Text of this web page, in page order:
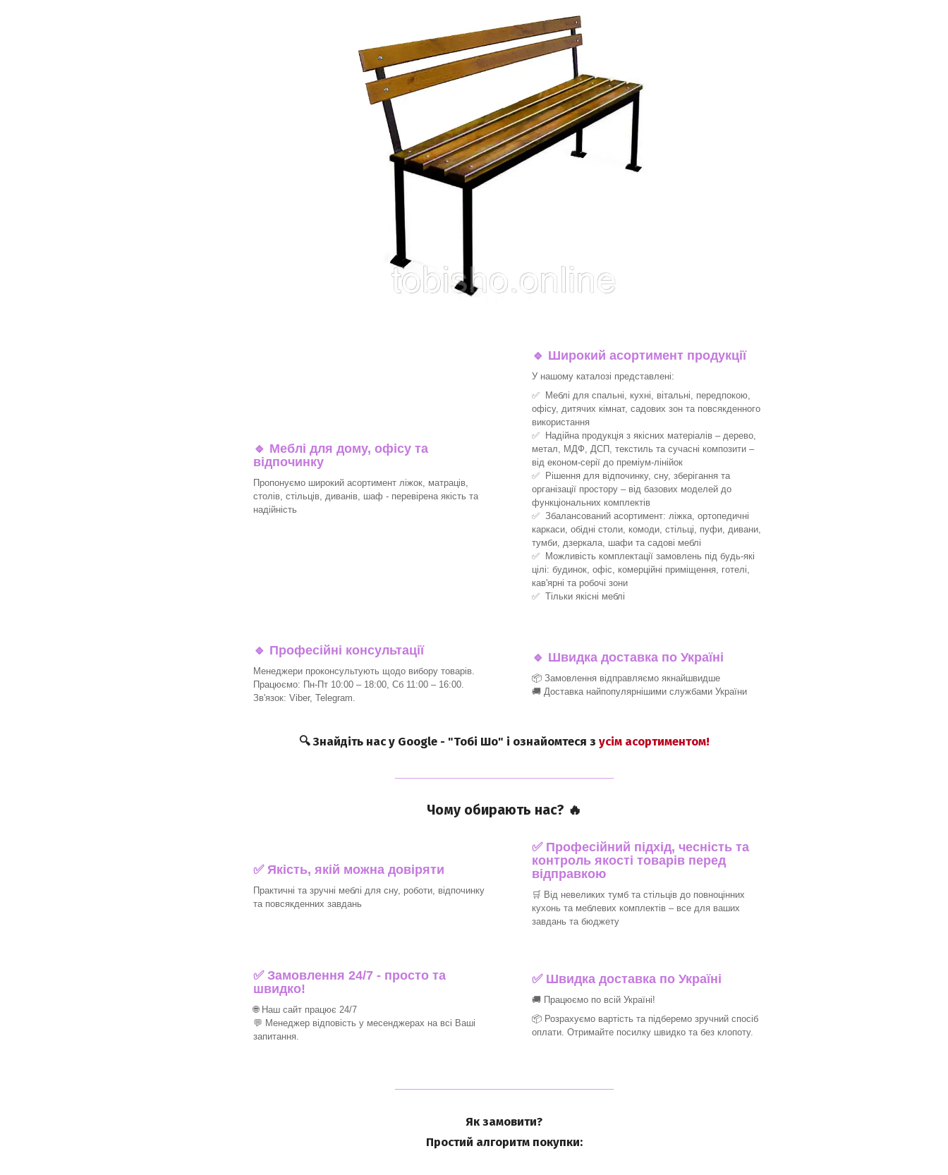
🔹 Меблі для дому, офісу та
відпочинку
Пропонуємо широкий асортимент ліжок, матраців,
столів, стільців, диванів, шаф - перевірена якість та
надійність
🔹 Широкий асортимент продукції
У нашому каталозі представлені:
✅ Меблі для спальні, кухні, вітальні, передпокою,
офісу, дитячих кімнат, садових зон та повсякденного
використання
✅ Надійна продукція з якісних матеріалів – дерево,
метал, МДФ, ДСП, текстиль та сучасні композити –
від економ-серії до преміум-лінійок
✅ Рішення для відпочинку, сну, зберігання та
організації простору – від базових моделей до
функціональних комплектів
✅ Збалансований асортимент: ліжка, ортопедичні
каркаси, обідні столи, комоди, стільці, пуфи, дивани,
тумби, дзеркала, шафи та садові меблі
✅ Можливість комплектації замовлень під будь-які
цілі: будинок, офіс, комерційні приміщення, готелі,
кав'ярні та робочі зони
✅ Тільки якісні меблі
🔹 Професійні консультації
Менеджери проконсультують щодо вибору товарів.
Працюємо: Пн-Пт 10:00 – 18:00, Сб 11:00 – 16:00.
Зв'язок: Viber, Telegram.
🔹 Швидка доставка по Україні
📦 Замовлення відправляємо якнайшвидше
🚚 Доставка найпопулярнішими службами України
🔍 Знайдіть нас у Google - "Тобі Шо" і ознайомтеся з усім асортиментом!
Чому обирають нас? 🔥
✅ Якість, якій можна довіряти
Практичні та зручні меблі для сну, роботи, відпочинку
та повсякденних завдань
✅ Професійний підхід, чесність та
контроль якості товарів перед
відправкою
🛒 Від невеликих тумб та стільців до повноцінних
кухонь та меблевих комплектів – все для ваших
завдань та бюджету
✅ Замовлення 24/7 - просто та
швидко!
🌐 Наш сайт працює 24/7
💬 Менеджер відповість у месенджерах на всі Ваші
запитання.
✅ Швидка доставка по Україні
🚚 Працюємо по всій Україні!
📦 Розрахуємо вартість та підберемо зручний спосіб
оплати. Отримайте посилку швидко та без клопоту.
Як замовити?
Простий алгоритм покупки: